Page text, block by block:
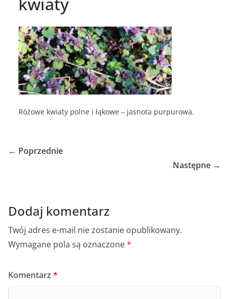
Różowe kwiaty polne i łąkowe – jasnota purpurowa.
← Poprzednie
Następne →
Dodaj komentarz
Twój adres e-mail nie zostanie opublikowany.
Wymagane pola są oznaczone*
Komentarz *